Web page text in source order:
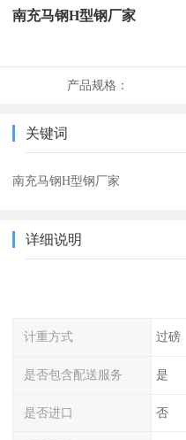
南充马钢H型钢厂家
产品规格：
关键词
南充马钢H型钢厂家
详细说明
计重方式 过磅
是否包含配送服务 是
是否进口 否